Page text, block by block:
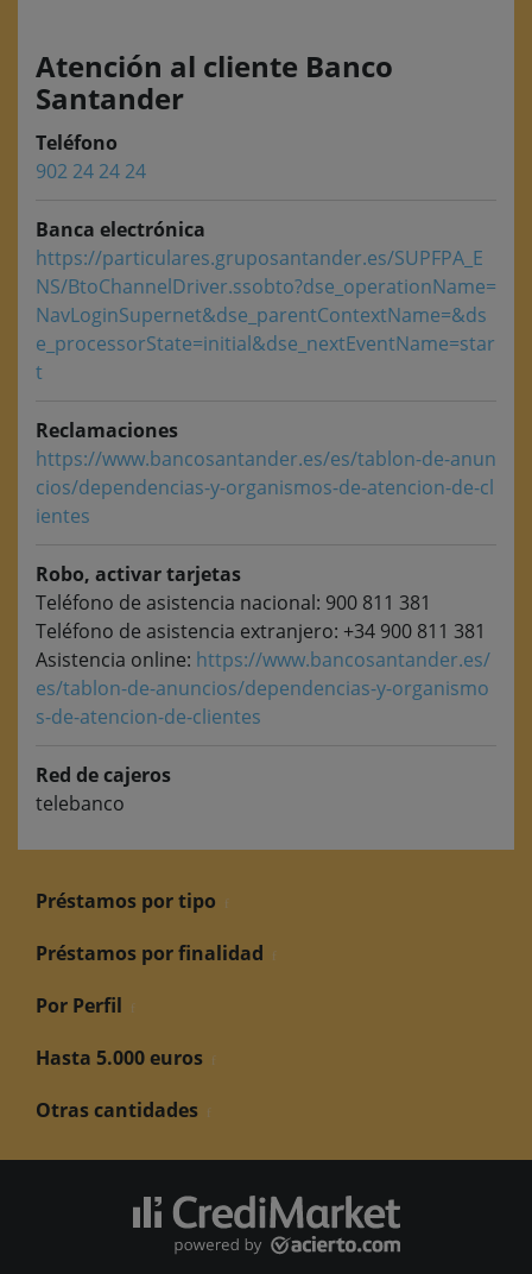
Atención al cliente Banco
Santander
Teléfono
902 24 24 24
Banca electrónica
https://particulares.gruposantander.es/SUPFPA_E
NS/BtoChannelDriver.ssobto?dse_operationName=
NavLoginSupernet&dse_parentContextName=&ds
e_processorState=initial&dse_nextEventName=star
t
Reclamaciones
https://www.bancosantander.es/es/tablon-de-anun
cios/dependencias-y-organismos-de-atencion-de-cl
ientes
Robo, activar tarjetas
Teléfono de asistencia nacional: 900 811 381
Teléfono de asistencia extranjero: +34 900 811 381
Asistencia online: https://www.bancosantander.es/
es/tablon-de-anuncios/dependencias-y-organismo
s-de-atencion-de-clientes
Red de cajeros
telebanco
Préstamos por tipo
Préstamos por finalidad
Por Perfil
Hasta 5.000 euros
Otras cantidades